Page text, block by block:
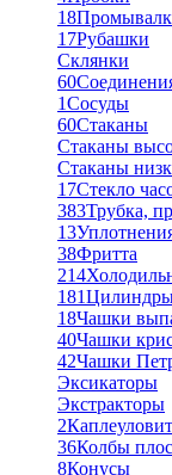
18
17Рубашки
Склянки
60
1Сосуды
60Стаканы
Стаканы
Стаканы
17Стекло
383Трубка,
13
38Фритта
214
181
18Чашки
40Чашки
42Чашки
Эксикаторы
Экстракторы
2
36Колбы
8Конусы